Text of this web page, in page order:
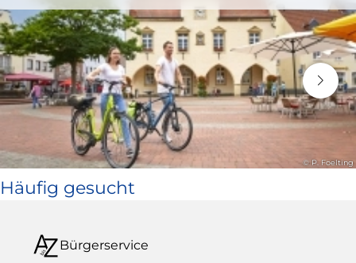
in
neuem
Fenster)
© P. Foelting
Häufig gesucht
Bürgerservice